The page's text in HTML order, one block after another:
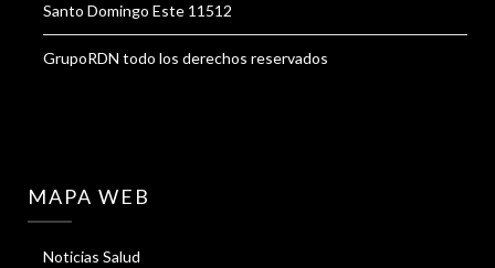
Santo Domingo Este 11512
GrupoRDN todo los derechos reservados
MAPA WEB
Noticias Salud